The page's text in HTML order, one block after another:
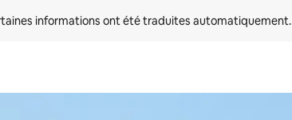
informations ont été traduites automatiquement.